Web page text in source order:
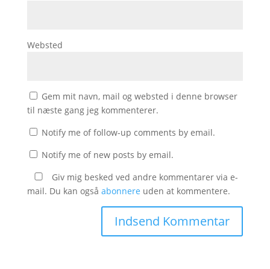
Websted
Gem mit navn, mail og websted i denne browser
til næste gang jeg kommenterer.
Notify me of follow-up comments by email.
Notify me of new posts by email.
Giv mig besked ved andre kommentarer via e-
mail. Du kan også abonnere uden at kommentere.